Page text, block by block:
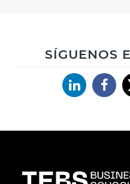
SÍGUENOS
Linkedin X